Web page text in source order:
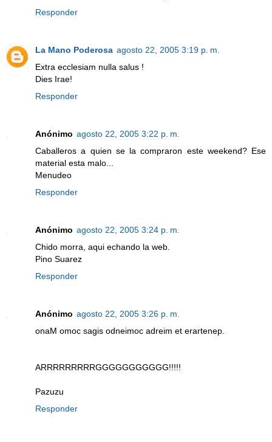
Responder
La Mano Poderosa agosto 22, 2005 3:19 p. m.
Extra ecclesiam nulla salus !
Dies Irae!
Responder
Anónimo agosto 22, 2005 3:22 p. m.
Caballeros a quien se la compraron este weekend? Ese
material esta malo...
Menudeo
Responder
Anónimo agosto 22, 2005 3:24 p. m.
Chido morra, aqui echando la web.
Pino Suarez
Responder
Anónimo agosto 22, 2005 3:26 p. m.
onaM omoc sagis odneimoc adreim et erartenep.
ARRRRRRRRRGGGGGGGGGGG!!!!!
Pazuzu
Responder